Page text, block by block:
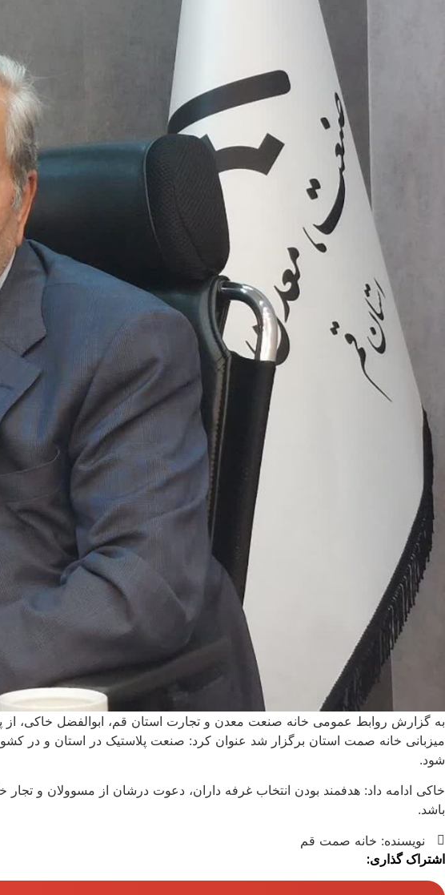
به گزارش روابط عمومی خانه صنعت معدن و تجارت استان قم، ابوالفضل خاکی،
میزبانی خانه صمت استان برگزار شد عنوان کرد: صنعت پلاستیک در استان و در
شود.
خاکی ادامه داد: هدفمند بودن انتخاب غرفه داران، دعوت درشان از مسوولان و
باشد.
نویسنده: خانه صمت قم
اشتراک گذاری: